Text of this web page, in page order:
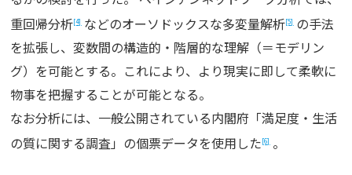
重回帰分析[4]などのオーソドックスな多変量解析[5]の手法
を拡張し、変数間の構造的・階層的な理解（＝モデリン
グ）を可能とする。これにより、より現実に即して柔軟に
物事を把握することが可能となる。
なお分析には、一般公開されている内閣府「満足度・生活
の質に関する調査」の個票データを使用した[6]。